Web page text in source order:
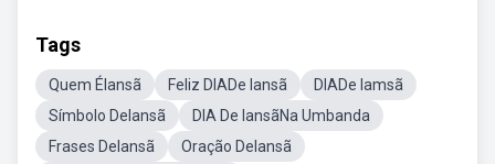
Tags
Quem ÉIansã Feliz DIADe Iansã
DIADe Iamsã
Símbolo DeIansã
DIA De IansãNa Umbanda
Frases DeIansã
Oração DeIansã